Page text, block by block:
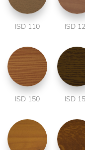
ISD 110 ISD
ISD 150 ISD